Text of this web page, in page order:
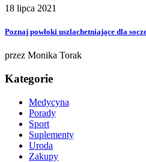
18 lipca 2021
Poznaj powłoki uszlachetniające dla
przez Monika Torak
Kategorie
Medycyna
Porady
Sport
Suplementy
Uroda
Zakupy